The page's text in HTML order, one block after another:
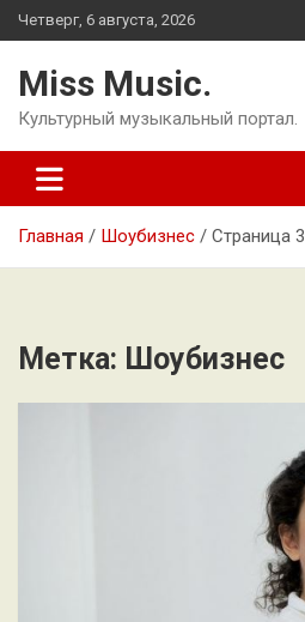
Перейти
к
Четверг, 6 августа, 2026
Miss Music.
Культурный музыкальный портал.
Главная Шоубизнес Страница 3
Метка: Шоубизнес